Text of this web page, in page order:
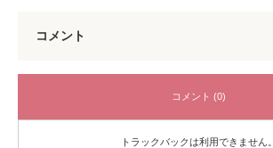
コメント
コメント (0)
トラックバックは利用できません。